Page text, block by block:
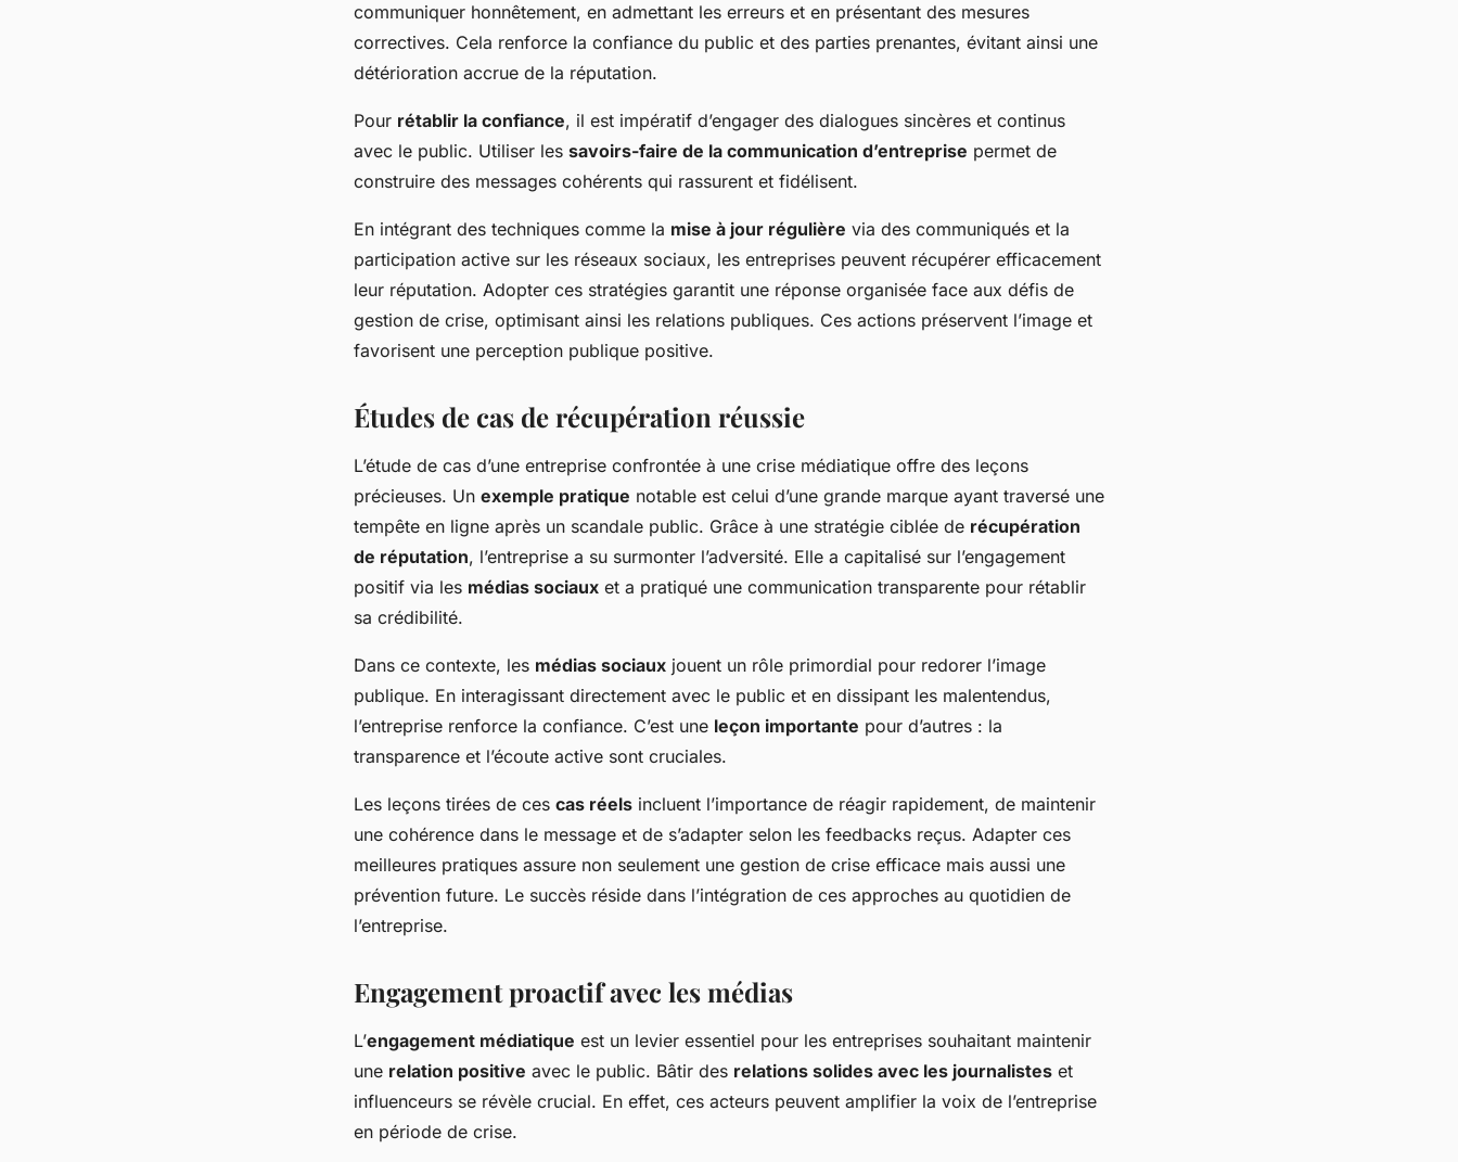
communiquer honnêtement, en admettant les erreurs et en présentant des mesures
correctives. Cela renforce la confiance du public et des parties prenantes, évitant ainsi une
détérioration accrue de la réputation.
Pour rétablir la confiance, il est impératif d’engager des dialogues sincères et continus
avec le public. Utiliser les savoirs-faire de la communication d’entreprise permet de
construire des messages cohérents qui rassurent et fidélisent.
En intégrant des techniques comme la mise à jour régulière via des communiqués et la
participation active sur les réseaux sociaux, les entreprises peuvent récupérer efficacement
leur réputation. Adopter ces stratégies garantit une réponse organisée face aux défis de
gestion de crise, optimisant ainsi les relations publiques. Ces actions préservent l’image et
favorisent une perception publique positive.
Études de cas de récupération réussie
L’étude de cas d’une entreprise confrontée à une crise médiatique offre des leçons
précieuses. Un exemple pratique notable est celui d’une grande marque ayant traversé une
tempête en ligne après un scandale public. Grâce à une stratégie ciblée de récupération
de réputation, l’entreprise a su surmonter l’adversité. Elle a capitalisé sur l’engagement
positif via les médias sociaux et a pratiqué une communication transparente pour rétablir
sa crédibilité.
Dans ce contexte, les médias sociaux jouent un rôle primordial pour redorer l’image
publique. En interagissant directement avec le public et en dissipant les malentendus,
l’entreprise renforce la confiance. C’est une leçon importante pour d’autres : la
transparence et l’écoute active sont cruciales.
Les leçons tirées de ces cas réels incluent l’importance de réagir rapidement, de maintenir
une cohérence dans le message et de s’adapter selon les feedbacks reçus. Adapter ces
meilleures pratiques assure non seulement une gestion de crise efficace mais aussi une
prévention future. Le succès réside dans l’intégration de ces approches au quotidien de
l’entreprise.
Engagement proactif avec les médias
L’engagement médiatique est un levier essentiel pour les entreprises souhaitant maintenir
une relation positive avec le public. Bâtir des relations solides avec les journalistes et
influenceurs se révèle crucial. En effet, ces acteurs peuvent amplifier la voix de l’entreprise
en période de crise.